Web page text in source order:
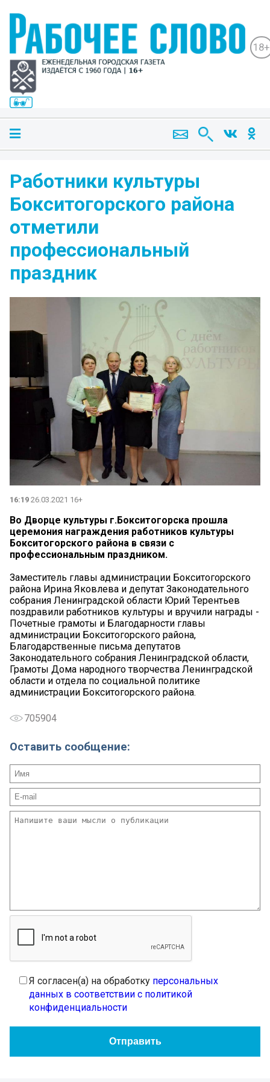
18+
Работники культуры
Бокситогорского района
отметили
профессиональный
праздник
16:19 26.03.2021 16+
Во Дворце культуры г.Бокситогорска прошла
церемония награждения работников культуры
Бокситогорского района в связи с
профессиональным праздником.
Заместитель главы администрации Бокситогорского
района Ирина Яковлева и депутат Законодательного
собрания Ленинградской области Юрий Терентьев
поздравили работников культуры и вручили награды -
Почетные грамоты и Благодарности главы
администрации Бокситогорского района,
Благодарственные письма депутатов
Законодательного собрания Ленинградской области,
Грамоты Дома народного творчества Ленинградской
области и отдела по социальной политике
администрации Бокситогорского района.
705904
Оставить сообщение:
Я согласен(а) на обработку персональных
данных в соответствии с политикой
конфиденциальности